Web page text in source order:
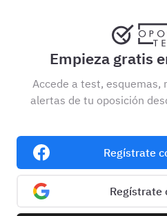
Empieza gratis
Accede a test, esquemas,
alertas de tu oposición
Regístrate
Regístrate